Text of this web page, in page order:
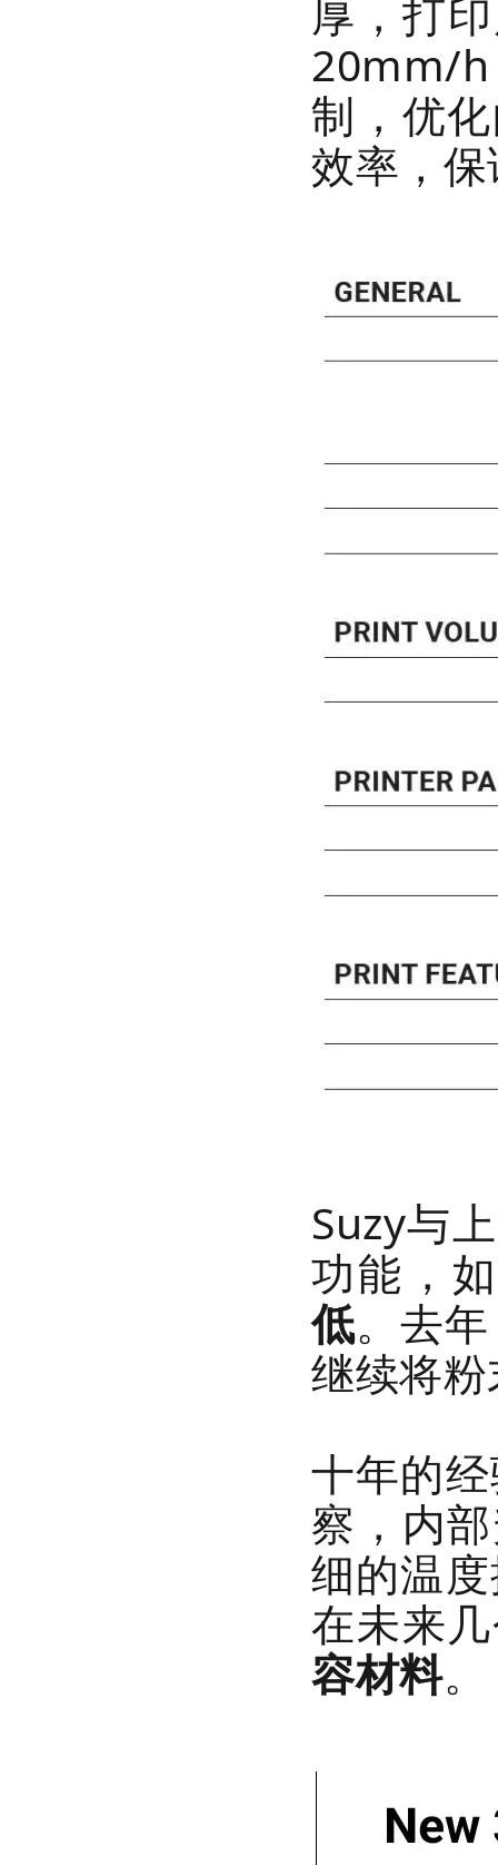
厚，打
20mm/h
制，优
效率，
Suzy与
功能，
低。去
继续将
十年的
察，内
细的温
在未来
容材料。